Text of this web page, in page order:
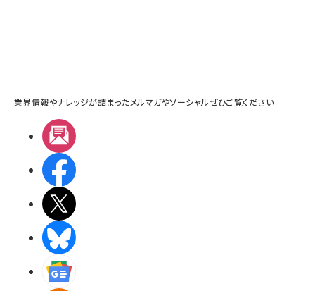
業界情報やナレッジが詰まったメルマガやソーシャルぜひご覧ください